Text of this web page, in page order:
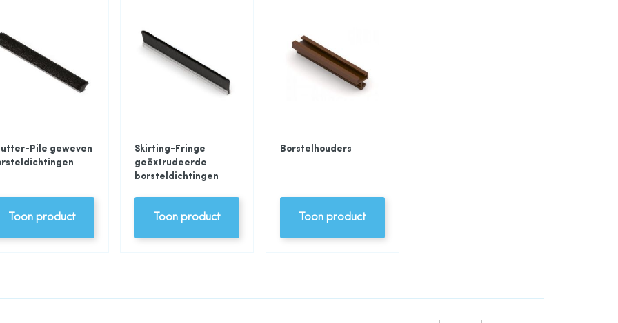
Pile geweven
Toon product
Skirting-Fringe
geëxtrudeerde
borsteldichtingen
Toon product
Borstelhouders
Toon product